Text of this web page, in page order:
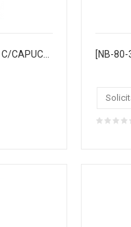
[NB-390BC] COCODRILO C/CAPUCHA 100 AMP. NEGRO COBRE 11.5 CM MASTERX250